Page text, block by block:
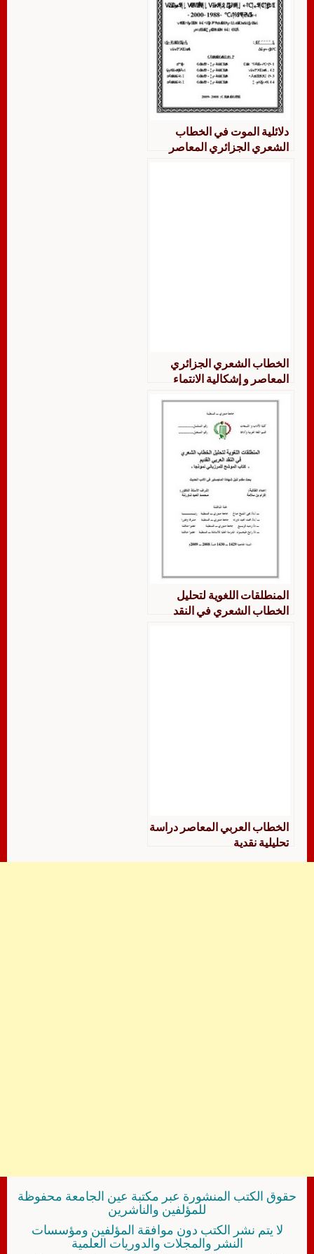
دلائلية الموت في الخطاب
الشعري الجزائري المعاصر
الخطاب الشعري الجزائري
المعاصر و إشكالية الانتماء
المنطلقات اللغویة لتحلیل
الخطاب الشعري في النقد
الخطاب العربي المعاصر دراسة
تحليلية نقدية
حقوق الكتب المنشورة عبر مكتبة عين الجامعة محفوظة
للمؤلفين والناشرين
لا يتم نشر الكتب دون موافقة المؤلفين ومؤسسات
النشر والمجلات والدوريات العلمية